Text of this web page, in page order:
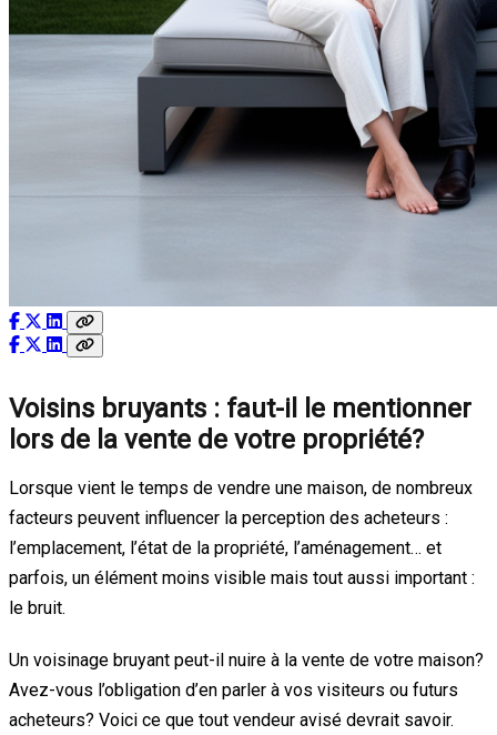
Voisins bruyants : faut-il le mentionner
lors de la vente de votre propriété?
Lorsque vient le temps de vendre une maison, de nombreux
facteurs peuvent influencer la perception des acheteurs :
l’emplacement, l’état de la propriété, l’aménagement… et
parfois, un élément moins visible mais tout aussi important :
le bruit.
Un voisinage bruyant peut-il nuire à la vente de votre maison?
Avez-vous l’obligation d’en parler à vos visiteurs ou futurs
acheteurs? Voici ce que tout vendeur avisé devrait savoir.